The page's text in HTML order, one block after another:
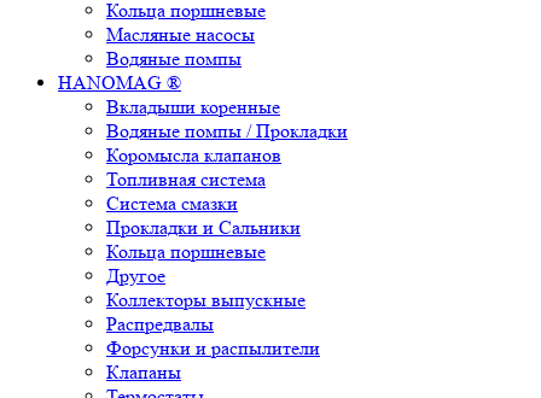
Кольца поршневые
Масляные насосы
Водяные помпы
HANOMAG ®
Вкладыши коренные
Водяные помпы / Прокладки
Коромысла клапанов
Топливная система
Система смазки
Прокладки и Сальники
Кольца поршневые
Другое
Коллекторы выпускные
Распредвалы
Форсунки и распылители
Клапаны